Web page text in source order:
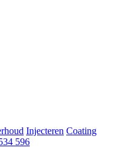
Injecteren Coating
596